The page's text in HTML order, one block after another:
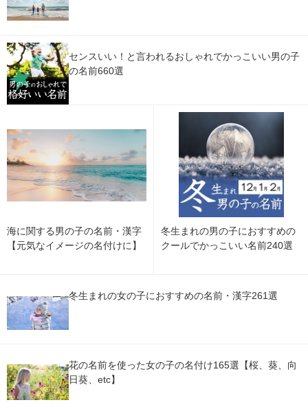
センスいい！と言われるおしゃれでかっこいい男の子
の名前660選
海に関する男の子の名前・漢字
【元気なイメージの名付けに】
冬生まれの男の子におすすめの
クールでかっこいい名前240選
冬生まれの女の子におすすめの名前・漢字261選
花の名前を使った女の子の名付け165選【桜、葵、向
日葵、etc】